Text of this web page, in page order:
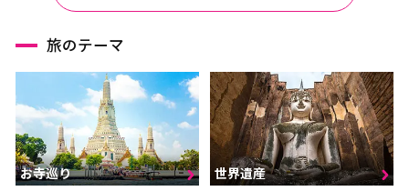
旅のテーマ
お寺巡り 世界遺産